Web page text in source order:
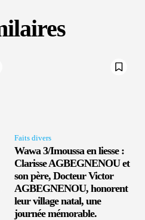
Faits divers
Wawa 3/Imoussa en liesse :
Clarisse AGBEGNENOU et
son père, Docteur Victor
AGBEGNENOU, honorent
leur village natal, une
journée mémorable.